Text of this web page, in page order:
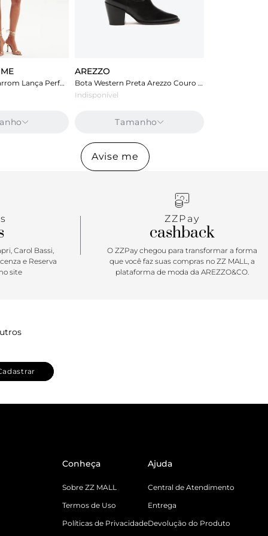
Vestido Curto Marrom Lança Perfume De Alça
AREZZO
Bota Western Preta Arezzo Couro Cano Longo Georgia
Indisponível
Tamanho
Avise me
Carol Bassi,
e Reserva
site
ZZPay
cashback
O ZZPay chegou para transformar a forma
que você faz suas compras no ZZ MALL, a
plataforma de moda da AREZZO&CO.
Conheça
Sobre ZZ MALL
Termos de Uso
Políticas de Privacidade
Ajuda
Central de Atendimento
Entrega
Devolução do Produto